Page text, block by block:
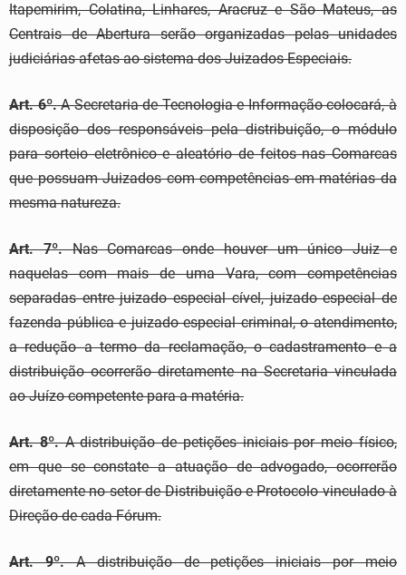
Itapemirim, Colatina, Linhares, Aracruz e São Mateus, as
Centrais de Abertura serão organizadas pelas unidades
judiciárias afetas ao sistema dos Juizados Especiais.
Art. 6º.A Secretaria de Tecnologia e Informação colocará, à
disposição dos responsáveis pela distribuição, o módulo
para sorteio eletrônico e aleatório de feitos nas Comarcas
que possuam Juizados com competências em matérias da
mesma natureza.
Art. 7º.Nas Comarcas onde houver um único Juiz e
naquelas com mais de uma Vara, com competências
separadas entre juizado especial cível, juizado especial de
fazenda pública e juizado especial criminal, o atendimento,
a redução a termo da reclamação, o cadastramento e a
distribuição ocorrerão diretamente na Secretaria vinculada
ao Juízo competente para a matéria.
Art. 8º.A distribuição de petições iniciais por meio físico,
em que se constate a atuação de advogado, ocorrerão
diretamente no setor de Distribuição e Protocolo vinculado à
Direção de cada Fórum.
Art. 9º.A distribuição de petições iniciais por meio